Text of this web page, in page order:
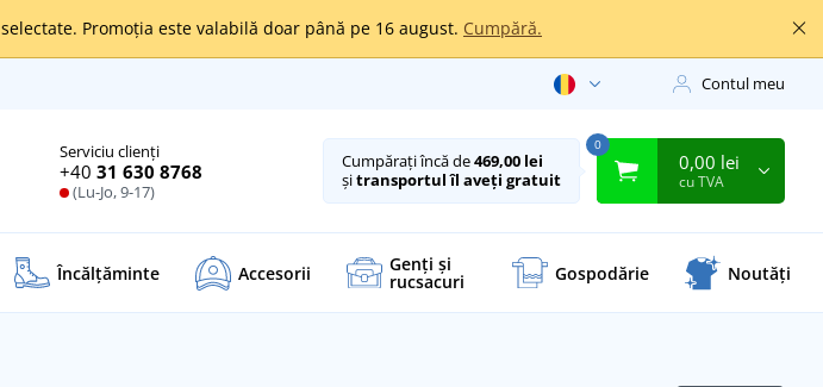
selectate. Promoția este valabilă doar până pe 16 august. Cumpără.
Contul meu
Serviciu clienți
+40 31 630 8768
(Lu-Jo, 9-17)
Cumpărați încă de469,00 lei
șitransportul îl aveți gratuit
0
0,00 lei
cu TVA
Încălţăminte Accesorii Genți și
rucsacuri Gospodărie Noutăți